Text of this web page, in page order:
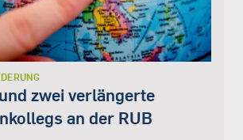
zwei verlängerte
an der RUB